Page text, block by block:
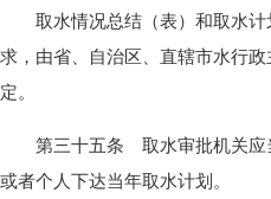
取水情况总结（表）和取水计
求，由省、自治区、直辖市水行
定。
第三十五条 取水审批机关应
或者个人下达当年取水计划。